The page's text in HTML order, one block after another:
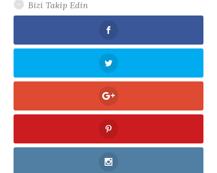
Bizi Takip Edin